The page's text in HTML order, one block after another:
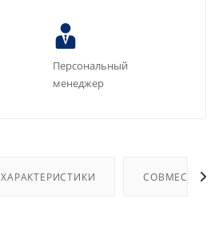
Персональный
менеджер
ХАРАКТЕРИСТИКИ